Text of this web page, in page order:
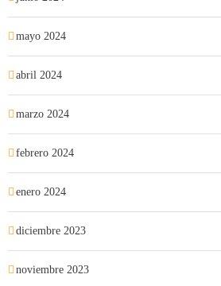
mayo 2024
abril 2024
marzo 2024
febrero 2024
enero 2024
diciembre 2023
noviembre 2023